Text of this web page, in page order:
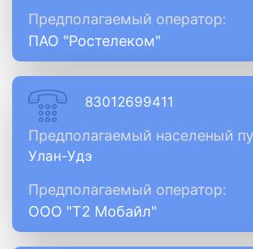
Предполагаемый оператор:
ПАО "Ростелеком"
83012699411
Предполагаемый населеный
Улан-Удэ
Предполагаемый оператор:
ООО "Т2 Мобайл"